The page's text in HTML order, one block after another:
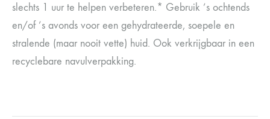
slechts 1 uur te helpen verbeteren.* Gebruik ’s ochtends
en/of ’s avonds voor een gehydrateerde, soepele en
stralende (maar nooit vette) huid. Ook verkrijgbaar in een
recyclebare navulverpakking.